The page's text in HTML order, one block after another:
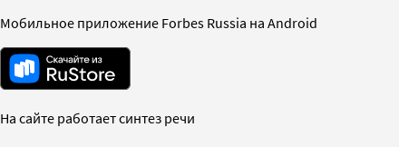
Мобильное приложение Forbes Russia на Android
На сайте работает синтез речи